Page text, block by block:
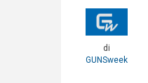
di
GUNSweek